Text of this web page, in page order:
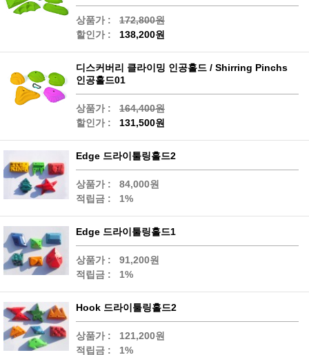
상품가 :
172,800원
할인가 :
138,200원
디스커버리 클라이밍 인공홀드 / Shirring Pinchs
인공홀드01
상품가 :
164,400원
할인가 :
131,500원
Edge 드라이툴링홀드2
상품가 :
84,000원
적립금 :
1%
Edge 드라이툴링홀드1
상품가 :
91,200원
적립금 :
1%
Hook 드라이툴링홀드2
상품가 :
121,200원
적립금 :
1%